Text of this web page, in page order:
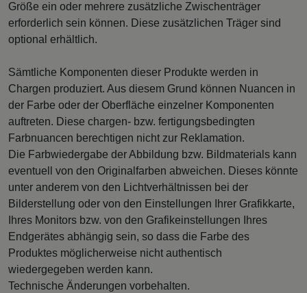
Größe ein oder mehrere zusätzliche Zwischenträger
erforderlich sein können. Diese zusätzlichen Träger sind
optional erhältlich.
Sämtliche Komponenten dieser Produkte werden in
Chargen produziert. Aus diesem Grund können Nuancen in
der Farbe oder der Oberfläche einzelner Komponenten
auftreten. Diese chargen- bzw. fertigungsbedingten
Farbnuancen berechtigen nicht zur Reklamation.
Die Farbwiedergabe der Abbildung bzw. Bildmaterials kann
eventuell von den Originalfarben abweichen. Dieses könnte
unter anderem von den Lichtverhältnissen bei der
Bilderstellung oder von den Einstellungen Ihrer Grafikkarte,
Ihres Monitors bzw. von den Grafikeinstellungen Ihres
Endgerätes abhängig sein, so dass die Farbe des
Produktes möglicherweise nicht authentisch
wiedergegeben werden kann.
Technische Änderungen vorbehalten.